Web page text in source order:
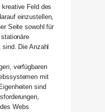
Feld des
einzustellen,
Seite sowohl für
sind. Die Anzahl
verfügbaren
mit
sind
Webs